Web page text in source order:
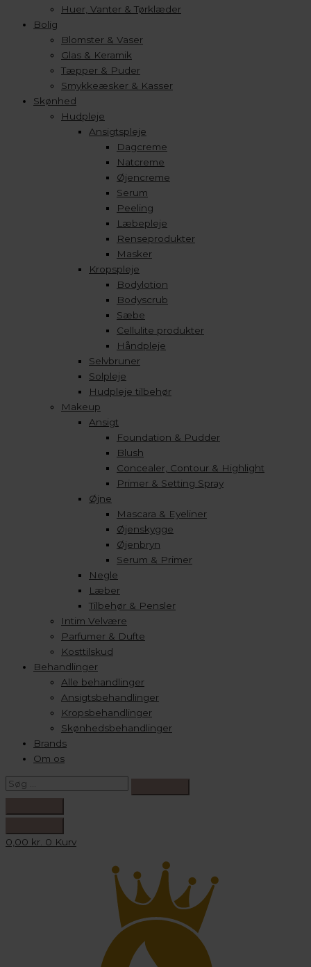
Huer, Vanter & Tørklæder
Bolig
Blomster & Vaser
Glas & Keramik
Tæpper & Puder
Smykkeæsker & Kasser
Skønhed
Hudpleje
Ansigtspleje
Dagcreme
Natcreme
Øjencreme
Serum
Peeling
Læbepleje
Renseprodukter
Masker
Kropspleje
Bodylotion
Bodyscrub
Sæbe
Cellulite produkter
Håndpleje
Selvbruner
Solpleje
Hudpleje tilbehør
Makeup
Ansigt
Foundation & Pudder
Blush
Concealer, Contour & Highlight
Primer & Setting Spray
Øjne
Mascara & Eyeliner
Øjenskygge
Øjenbryn
Serum & Primer
Negle
Læber
Tilbehør & Pensler
Intim Velvære
Parfumer & Dufte
Kosttilskud
Behandlinger
Alle behandlinger
Ansigtsbehandlinger
Kropsbehandlinger
Skønhedsbehandlinger
Brands
Om os
0,00 kr. 0 Kurv